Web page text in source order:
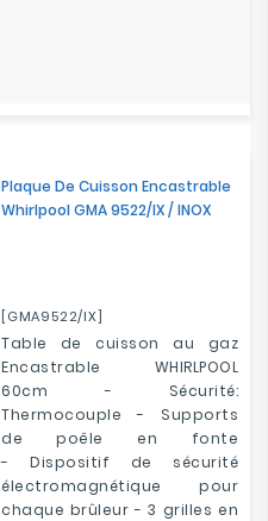
Plaque De Cuisson Encastrable
Whirlpool GMA 9522/IX / INOX
[GMA9522/IX]
Table de cuisson au gaz
Encastrable WHIRLPOOL
60cm - Sécurité:
Thermocouple - Supports
de poêle en fonte
- Dispositif de sécurité
électromagnétique pour
chaque brûleur - 3 grilles en